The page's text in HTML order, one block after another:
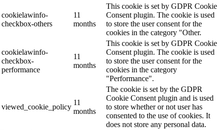
cookielawinfo-
checkbox-others
11
months
This cookie is set by GDPR Cookie
Consent plugin. The cookie is used
to store the user consent for the
cookies in the category "Other.
cookielawinfo-
checkbox-
performance
11
months
This cookie is set by GDPR Cookie
Consent plugin. The cookie is used
to store the user consent for the
cookies in the category
"Performance".
viewed_cookie_policy
11
months
The cookie is set by the GDPR
Cookie Consent plugin and is used
to store whether or not user has
consented to the use of cookies. It
does not store any personal data.